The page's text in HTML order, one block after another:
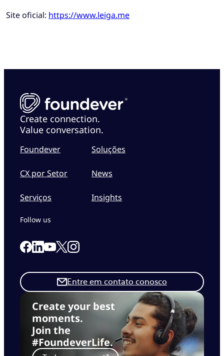
Site oficial: https://www.leiga.me
Create connection.
Value conversation.
Foundever
CX por Setor
Serviços
Soluções
News
Insights
Create your best
moments.
Join the
#FoundeverLife.
Entre em contato conosco
Follow us
Link to our Facebook page
Link to our Linkedin page
Link to our Youtube page
Link to our X page
Link to our Instagram page